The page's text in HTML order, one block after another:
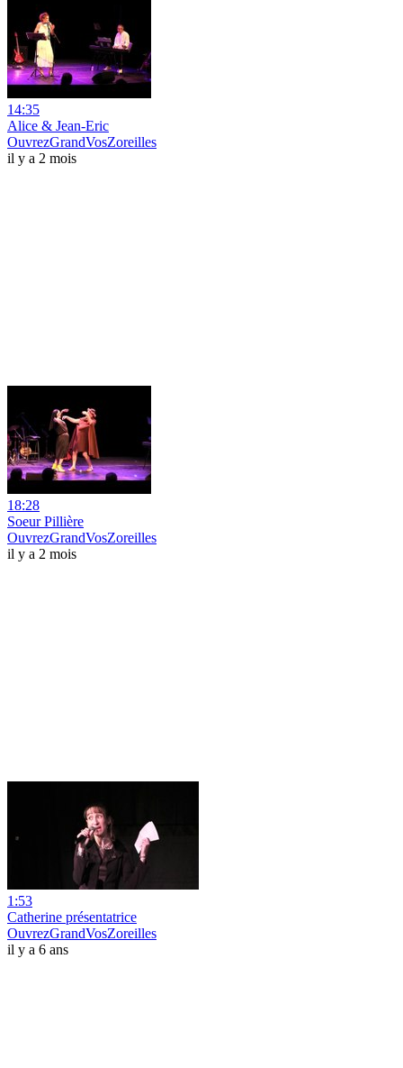
14:35
Alice & Jean-Eric
OuvrezGrandVosZoreilles
il y a 2 mois
18:28
Soeur Pillière
OuvrezGrandVosZoreilles
il y a 2 mois
1:53
Catherine présentatrice
OuvrezGrandVosZoreilles
il y a 6 ans